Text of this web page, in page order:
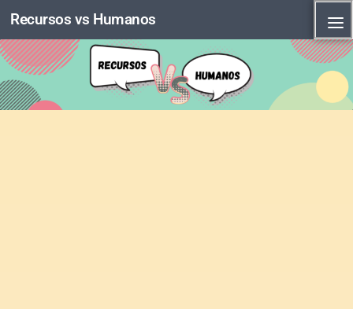
Skip to content
Recursos vs Humanos